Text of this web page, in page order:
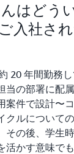
はどう
入社さ
20 年間勤務
当の部署に配
案件で設計〜
クルについて
その後、学生
活かす意味で